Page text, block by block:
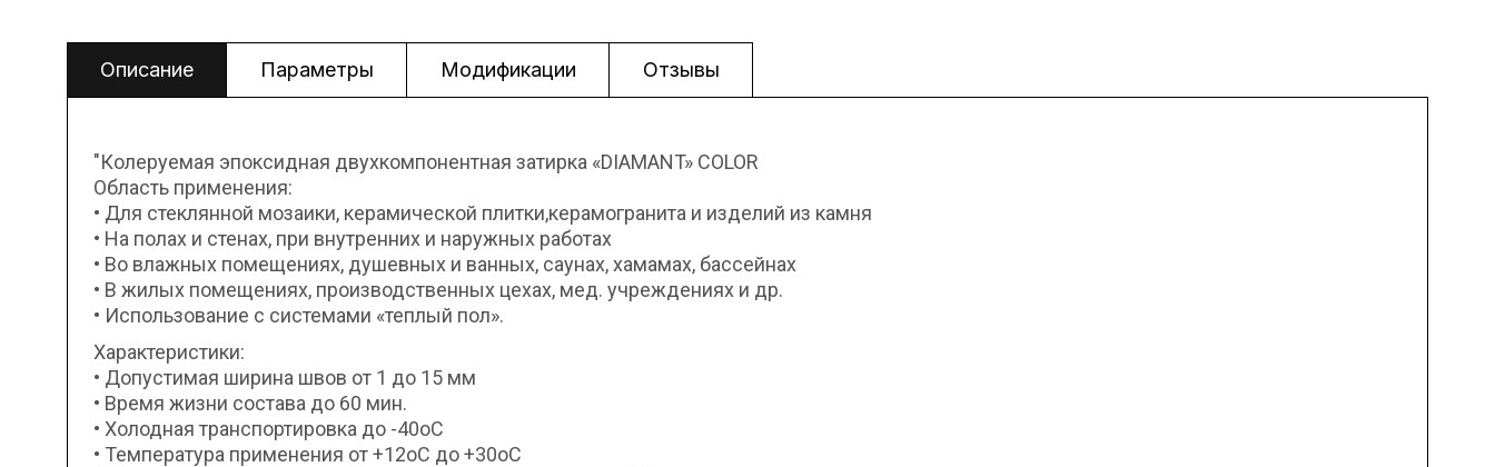
Описание Параметры Модификации Отзывы
"Колеруемая эпоксидная двухкомпонентная затирка «DIAMANT» COLOR
Область применения:
• Для стеклянной мозаики, керамической плитки,керамогранита и изделий из камня
• На полах и стенах, при внутренних и наружных работах
• Во влажных помещениях, душевных и ванных, саунах, хамамах, бассейнах
• В жилых помещениях, производственных цехах, мед. учреждениях и др.
• Использование с системами «теплый пол».
Характеристики:
• Допустимая ширина швов от 1 до 15 мм
• Время жизни состава до 60 мин.
• Холодная транспортировка до -40оС
• Температура применения от +12оС до +30оС